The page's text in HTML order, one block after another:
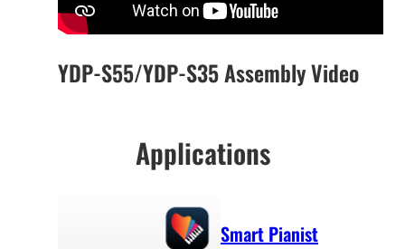
YDP-S55/YDP-S35 Assembly Video
Applications
Smart Pianist